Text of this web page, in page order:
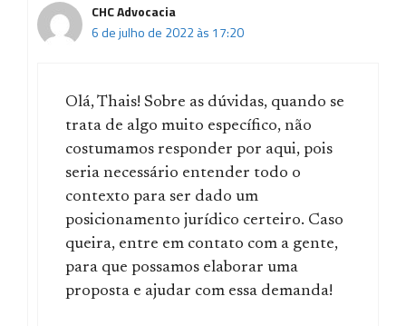
CHC Advocacia
6 de julho de 2022 às 17:20
Olá, Thais! Sobre as dúvidas, quando se
trata de algo muito específico, não
costumamos responder por aqui, pois
seria necessário entender todo o
contexto para ser dado um
posicionamento jurídico certeiro. Caso
queira, entre em contato com a gente,
para que possamos elaborar uma
proposta e ajudar com essa demanda!